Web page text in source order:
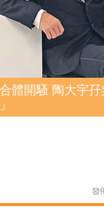
體開騷 陶大宇
發